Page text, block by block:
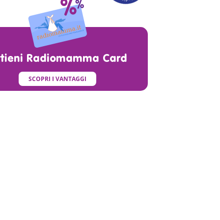
Radiomamma Card
SCOPRI I VANTAGGI